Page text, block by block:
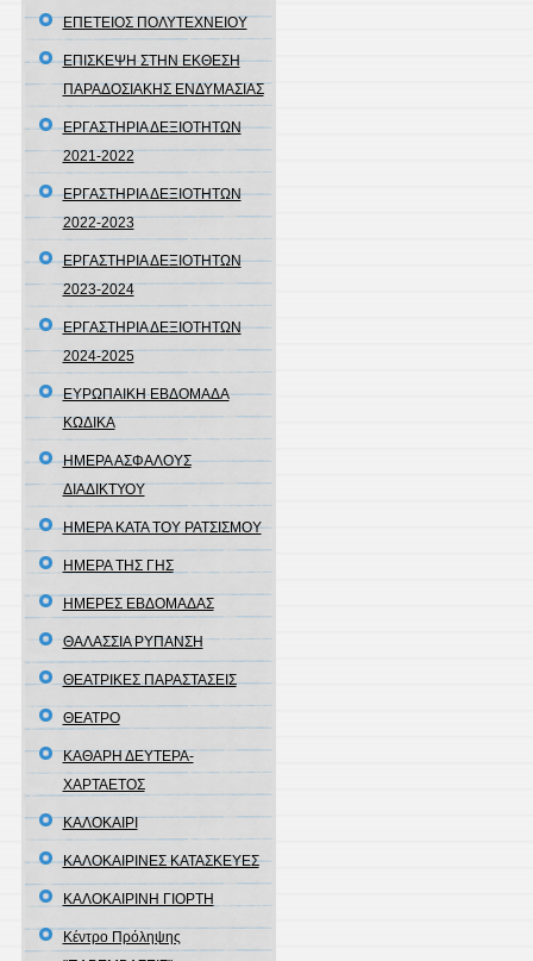
ΕΠΕΤΕΙΟΣ ΠΟΛΥΤΕΧΝΕΙΟΥ
ΕΠΙΣΚΕΨΗ ΣΤΗΝ ΕΚΘΕΣΗ
ΠΑΡΑΔΟΣΙΑΚΗΣ ΕΝΔΥΜΑΣΙΑΣ
ΕΡΓΑΣΤΗΡΙΑ ΔΕΞΙΟΤΗΤΩΝ
2021-2022
ΕΡΓΑΣΤΗΡΙΑ ΔΕΞΙΟΤΗΤΩΝ
2022-2023
ΕΡΓΑΣΤΗΡΙΑ ΔΕΞΙΟΤΗΤΩΝ
2023-2024
ΕΡΓΑΣΤΗΡΙΑ ΔΕΞΙΟΤΗΤΩΝ
2024-2025
ΕΥΡΩΠΑΙΚΗ ΕΒΔΟΜΑΔΑ
ΚΩΔΙΚΑ
ΗΜΕΡΑ ΑΣΦΑΛΟΥΣ
ΔΙΑΔΙΚΤΥΟΥ
ΗΜΕΡΑ ΚΑΤΑ ΤΟΥ ΡΑΤΣΙΣΜΟΥ
ΗΜΕΡΑ ΤΗΣ ΓΗΣ
ΗΜΕΡΕΣ ΕΒΔΟΜΑΔΑΣ
ΘΑΛΑΣΣΙΑ ΡΥΠΑΝΣΗ
ΘΕΑΤΡΙΚΕΣ ΠΑΡΑΣΤΑΣΕΙΣ
ΘΕΑΤΡΟ
ΚΑΘΑΡΗ ΔΕΥΤΕΡΑ-
ΧΑΡΤΑΕΤΟΣ
ΚΑΛΟΚΑΙΡΙ
ΚΑΛΟΚΑΙΡΙΝΕΣ ΚΑΤΑΣΚΕΥΕΣ
ΚΑΛΟΚΑΙΡΙΝΗ ΓΙΟΡΤΗ
Κέντρο Πρόληψης